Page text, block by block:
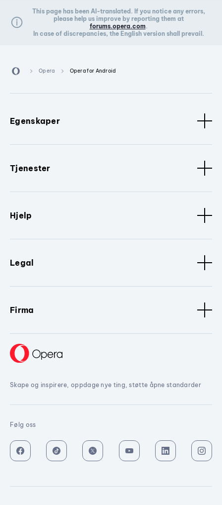
This page has been AI-translated. If you notice any errors,
please help us improve by reporting them at
forums.opera.com.
In case of discrepancies, the English version shall prevail.
Opera Opera for Android
Egenskaper
Tjenester
Hjelp
Legal
Firma
Skape og inspirere, oppdage nye ting, støtte åpne standarder
Følg oss